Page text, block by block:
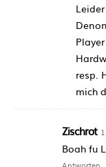
resp.
mich
Zischrot
Boah fu